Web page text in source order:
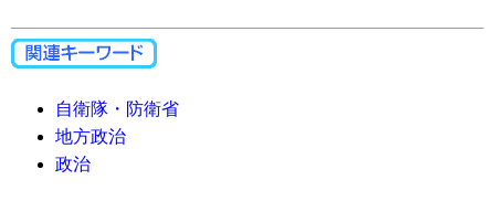
自衛隊・防衛省
地方政治
政治